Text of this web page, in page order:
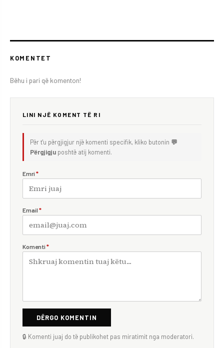
KOMENTET
Bëhu i pari që komenton!
LINI NJË KOMENT TË RI
Për t'u përgjigjur një komenti specifik, kliko butonin 💬
Përgjigju poshtë atij komenti.
Emri *
Email *
Komenti *
DËRGO KOMENTIN
🔒 Komenti juaj do të publikohet pas miratimit nga moderatori.